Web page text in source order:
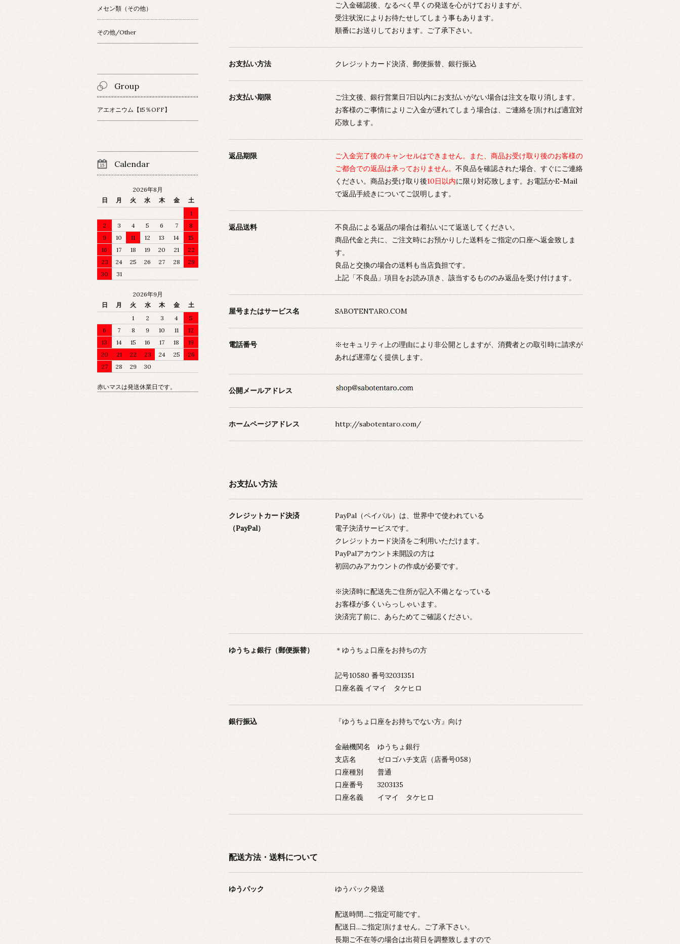
ご入金確認後、なるべく早くの発送を心がけておりますが、
受注状況によりお待たせしてしまう事もあります。
順番にお送りしております。ご了承下さい。
お支払い方法 クレジットカード決済、郵便振替、銀行振込
お支払い期限
ご注文後、銀行営業日7日以内にお支払いがない場合は注文を取り消します。
お客様のご事情によりご入金が遅れてしまう場合は、ご連絡を頂ければ適宜対
応致します。
返品期限
ご入金完了後のキャンセルはできません。また、商品お受け取り後のお客様の
ご都合での返品は承っておりません。 不良品を確認された場合、すぐにご連絡
ください。商品お受け取り後10日以内に限り対応致します。お電話かE-Mail
で返品手続きについてご説明します。
返品送料
不良品による返品の場合は着払いにて返送してください。
商品代金と共に、ご注文時にお預かりした送料をご指定の口座へ返金致しま
す。
良品と交換の場合の送料も当店負担です。
上記「不良品」項目をお読み頂き、該当するもののみ返品を受け付けます。
屋号またはサービス名 SABOTENTARO.COM
電話番号
※セキュリティ上の理由により非公開としますが、消費者との取引時に請求が
あれば遅滞なく提供します。
公開メールアドレス
ホームページアドレス http://sabotentaro.com/
お支払い方法
クレジットカード決済
（PayPal）
PayPal（ペイパル）は、世界中で使われている
電子決済サービスです。
クレジットカード決済をご利用いただけます。
PayPalアカウント未開設の方は
初回のみアカウントの作成が必要です。
※決済時に配送先ご住所が記入不備となっている
お客様が多くいらっしゃいます。
決済完了前に、あらためてご確認ください。
ゆうちょ銀行（郵便振替） ＊ゆうちょ口座をお持ちの方
記号10580 番号32031351
口座名義 イマイ タケヒロ
銀行振込 『ゆうちょ口座をお持ちでない方』向け
金融機関名 ゆうちょ銀行
支店名 ゼロゴハチ支店（店番号058）
口座種別 普通
口座番号 3203135
口座名義 イマイ タケヒロ
配送方法・送料について
ゆうパック ゆうパック発送
配送時間...ご指定可能です。
配送日...ご指定頂けません。ご了承下さい。
長期ご不在等の場合は出荷日を調整致しますので
メセン類（その他）
その他/Other
Group
アエオニウム【15％OFF】
Calendar
2026年8月
日
月 火 水 木 金
土
1
2
3 4 5 6 7
8
9
10 11 12 13 14
15
16
17 18 19 20 21
22
23
24 25 26 27 28
29
30
31
2026年9月
日
月 火 水 木 金
土
1
2 3 4
5
6
7 8 9 10 11
12
13
14 15 16 17 18
19
20
21 22 23 24 25
26
27
28 29 30
赤いマスは発送休業日です。